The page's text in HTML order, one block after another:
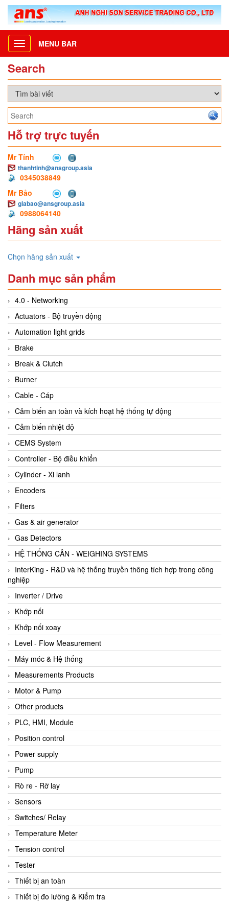
Toggle
navigation
MENU BAR
Search
Hỗ trợ trực tuyến
Mr Tính
thanhtinh@ansgroup.asia
0345038849
Mr Bảo
giabao@ansgroup.asia
0988064140
Hãng sản xuất
Chọn hãng sản xuất
Danh mục sản phẩm
4.0 - Networking
Actuators - Bộ truyền động
Automation light grids
Brake
Break & Clutch
Burner
Cable - Cáp
Cảm biến an toàn và kích hoạt hệ thống tự động
Cảm biến nhiệt độ
CEMS System
Controller - Bộ điều khiển
Cylinder - Xi lanh
Encoders
Filters
Gas & air generator
Gas Detectors
HỆ THỐNG CÂN - WEIGHING SYSTEMS
InterKing - R&D và hệ thống truyền thông tích hợp trong công
nghiệp
Inverter / Drive
Khớp nối
Khớp nối xoay
Level - Flow Measurement
Máy móc & Hệ thống
Measurements Products
Motor & Pump
Other products
PLC, HMI, Module
Position control
Power supply
Pump
Rò re - Rờ lay
Sensors
Switches/ Relay
Temperature Meter
Tension control
Tester
Thiết bị an toàn
Thiết bị đo lường & Kiểm tra